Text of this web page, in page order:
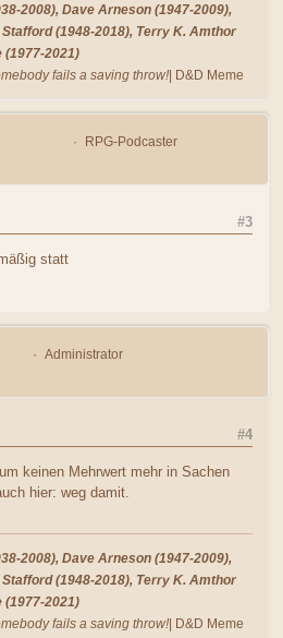
2008), Dave Arneson (1947-2009),
(1948-2018), Terry K. Amthor
(1977-2021)
fails a saving throw! | D&D Meme
RPG-Podcaster
#3
statt
Administrator
#4
keinen Mehrwert mehr in Sachen
hier: weg damit.
2008), Dave Arneson (1947-2009),
(1948-2018), Terry K. Amthor
(1977-2021)
fails a saving throw! | D&D Meme